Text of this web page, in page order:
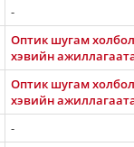
-
Оптик шугам
хэвийн
Оптик шугам
хэвийн
-